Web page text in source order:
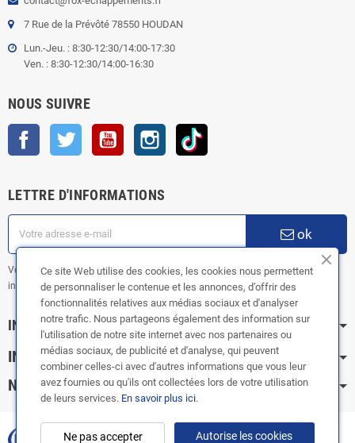
7 Rue de la Prévôté 78550 HOUDAN
Lun.-Jeu. : 8:30-12:30/14:00-17:30
Ven. : 8:30-12:30/14:00-16:30
NOUS SUIVRE
Facebook Twitter YouTube Instagram
LETTRE D'INFORMATIONS
ok
Vous pouvez vous désinscrire à tout moment. Vous trouverez pour cela nos
informations de contact dans les conditions d'utilisation du site.
INFORMATION
INFOS PRATIQUES
NOS CATÉGORIES
Copyright © 2003-2024 |FOX ÉCHAPPEMENTS
Ce site Web utilise des cookies, les cookies nous permettent
de personnaliser le contenue et les annonces, d’offrir des
fonctionnalités relatives aux médias sociaux et d'analyser
notre trafic. Nous partageons également des information sur
l'utilisation de notre site internet avec nos partenaires ou
médias sociaux, de publicité et d'analyse, qui peuvent
combiner celles-ci avec d'autres informations que vous leur
avez fournies ou qu'ils ont collectées lors de votre utilisation
de leurs services. En savoir plus ici.
Autorise les cookies
Ne pas accepter